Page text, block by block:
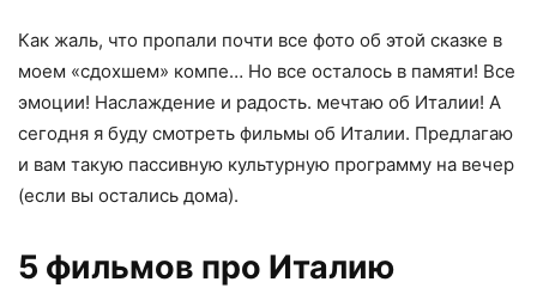
Как жаль, что пропали почти все фото об этой сказке в
моем «сдохшем» компе… Но все осталось в памяти! Все
эмоции! Наслаждение и радость. мечтаю об Италии! А
сегодня я буду смотреть фильмы об Италии. Предлагаю
и вам такую пассивную культурную программу на вечер
(если вы остались дома).
5 фильмов про Италию